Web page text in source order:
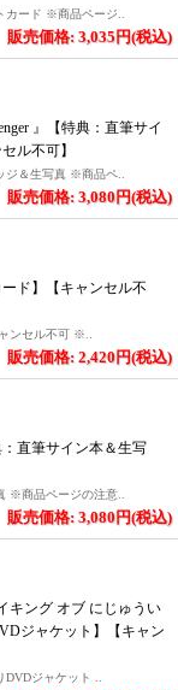
カード ※商品ページ..
販売価格: 3,035円(税込)
』【特典：直筆サイ
ル不可】
ジ＆生写真 ※商品ペ..
販売価格: 3,080円(税込)
ド】【キャンセル不
ンセル不可 ※..
販売価格: 2,420円(税込)
直筆サイン本＆生写
※商品ページの注意..
販売価格: 3,080円(税込)
キング オブ にじゅうい
ジャケット】【キャン
ジャケット ..